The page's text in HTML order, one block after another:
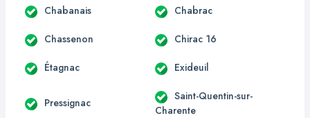
Chabanais Chabrac
Chassenon Chirac 16
Étagnac Exideuil
Pressignac
Saint-Quentin-sur-
Charente